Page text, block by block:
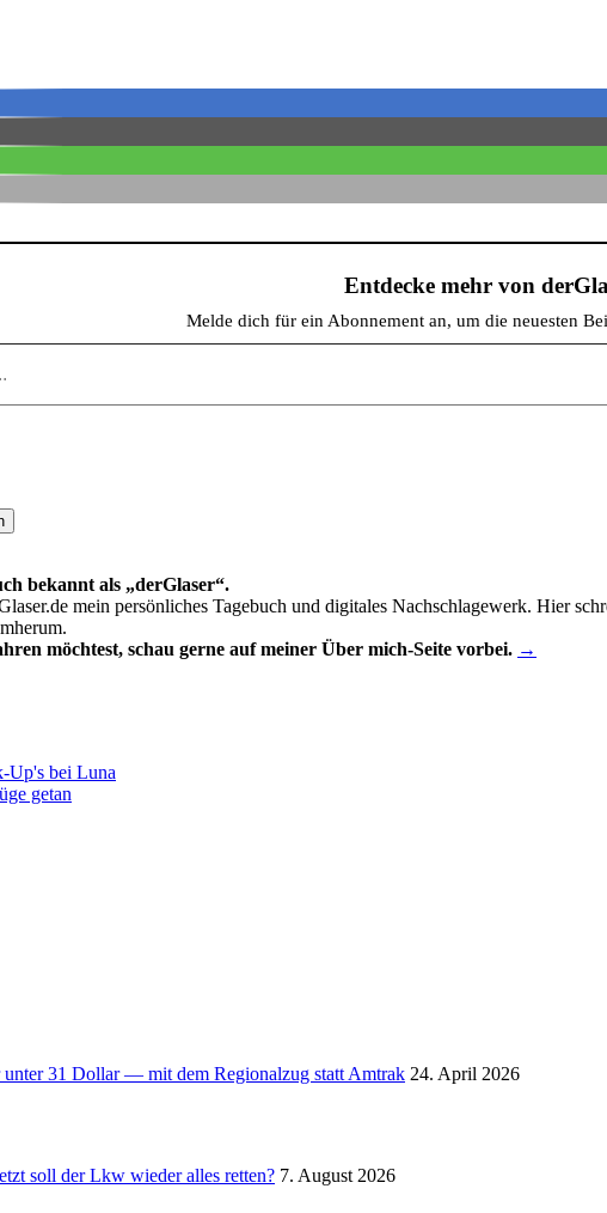
Entdecke mehr von
Melde dich für ein Abonnement an, um die neuesten
bekannt als „derGlaser“.
mein persönliches Tagebuch und digitales Nachschlagewerk. Hier
möchtest, schau gerne auf meiner Über mich-Seite vorbei. →
Up's bei Luna
getan
31 Dollar — mit dem Regionalzug statt Amtrak 24. April 2026
soll der Lkw wieder alles retten? 7. August 2026